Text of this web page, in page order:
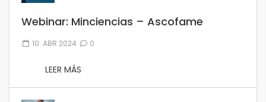
Webinar: Minciencias – Ascofame
10. ABR 2024 0
LEER MÁS